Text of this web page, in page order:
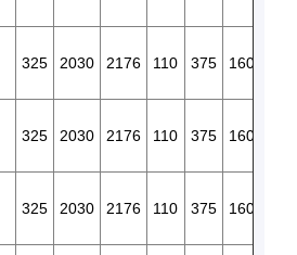
325 2030 2176 110 375 160
325 2030 2176 110 375 160
325 2030 2176 110 375 160